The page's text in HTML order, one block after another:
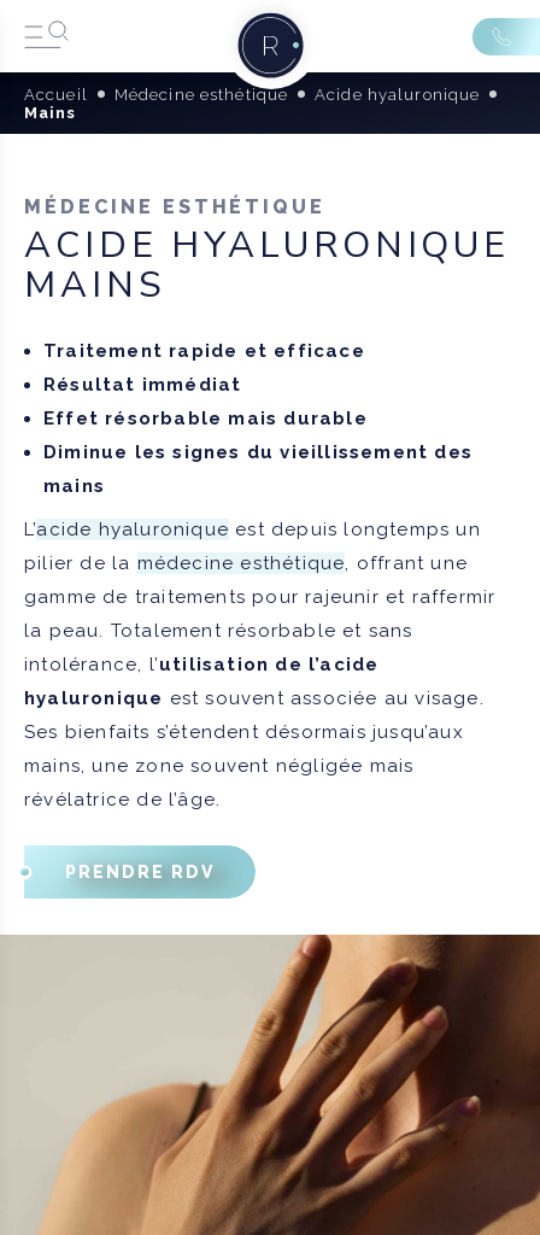
Accueil Médecine esthétique
Acide hyaluronique
Mains
MÉDECINE ESTHÉTIQUE
ACIDE HYALURONIQUE
MAINS
Traitement rapide et efficace
Résultat immédiat
Effet résorbable mais durable
Diminue les signes du vieillissement des
mains
L’acide hyaluronique est depuis longtemps un
pilier de la médecine esthétique, offrant une
gamme de traitements pour rajeunir et raffermir
la peau. Totalement résorbable et sans
intolérance, l’utilisation de l’acide
hyaluronique est souvent associée au visage.
Ses bienfaits s’étendent désormais jusqu’aux
mains, une zone souvent négligée mais
révélatrice de l’âge.
PRENDRE RDV